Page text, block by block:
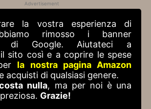
Advertisement
la vostra esperienza di
rimosso i banner
di Google. Aiutateci a
sito così e a coprire le spese
la nostra pagina Amazon
acquisti di qualsiasi genere.
nulla, ma per noi è una
Grazie!